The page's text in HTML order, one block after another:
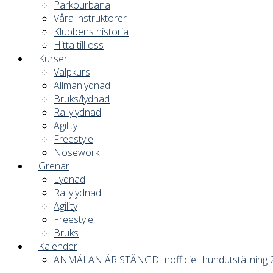
Parkourbana
Våra instruktörer
Klubbens historia
Hitta till oss
Kurser
Valpkurs
Allmänlydnad
Bruks/lydnad
Rallylydnad
Agility
Freestyle
Nosework
Grenar
Lydnad
Rallylydnad
Agility
Freestyle
Bruks
Kalender
ANMÄLAN ÄR STÄNGD Inofficiell hundutställning